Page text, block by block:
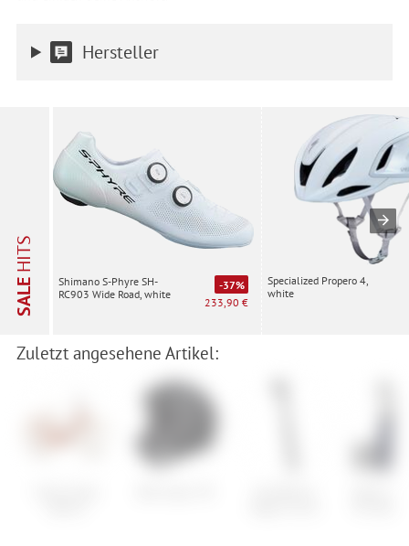
Hersteller
SALE
HITS
Shimano S-Phyre SH-
RC903 Wide Road, white
-37%
233,90 €
Specialized Propero 4,
white
Zuletzt angesehene Artikel: